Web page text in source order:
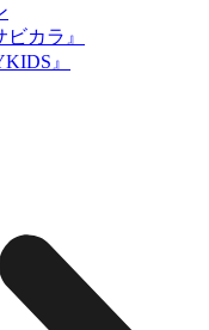
カラ』
』